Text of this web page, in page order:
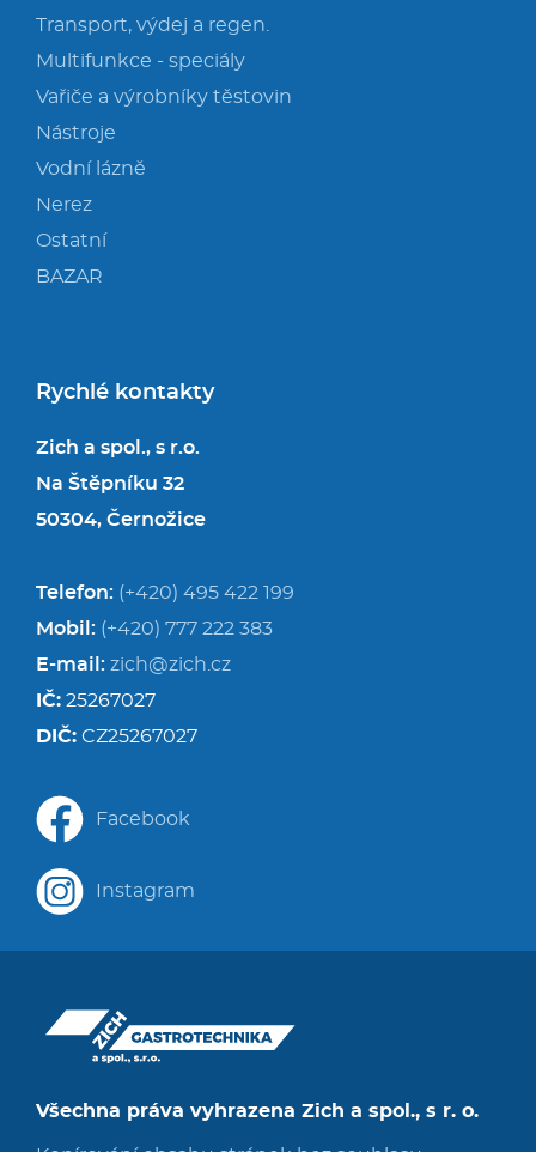
Všechna práva vyhrazena Zich a spol., s r. o.
Transport, výdej a regen.
Multifunkce - speciály
Vařiče a výrobníky těstovin
Nástroje
Vodní lázně
Nerez
Ostatní
BAZAR
Rychlé kontakty
Zich a spol., s r.o.
Na Štěpníku 32
50304, Černožice
Telefon: (+420) 495 422 199
Mobil: (+420) 777 222 383
E-mail: zich@zich.cz
IČ: 25267027
DIČ: CZ25267027
Facebook
Instagram